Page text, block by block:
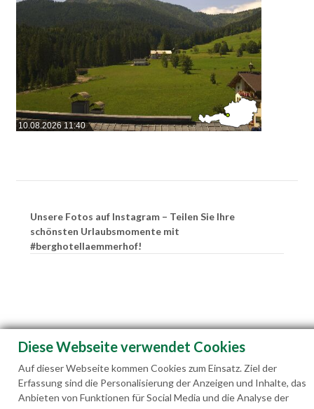
10.08.2026 11:40
Unsere Fotos auf Instagram – Teilen Sie Ihre
schönsten Urlaubsmomente mit
#berghotellaemmerhof!
Diese Webseite verwendet Cookies
Auf dieser Webseite kommen Cookies zum Einsatz. Ziel der
Erfassung sind die Personalisierung der Anzeigen und Inhalte, das
Anbieten von Funktionen für Social Media und die Analyse der